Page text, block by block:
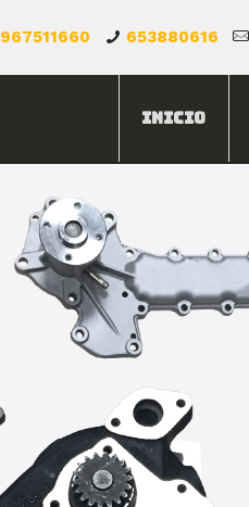
967511660 653880616
Inicio